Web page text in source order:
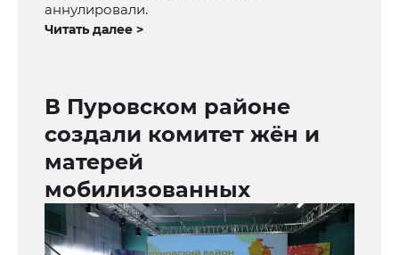
аннулировали.
Читать далее >
В Пуровском районе
создали комитет жён и
матерей
мобилизованных